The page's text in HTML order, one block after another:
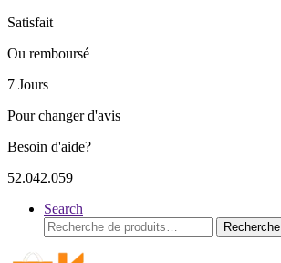
Satisfait
Ou remboursé
7 Jours
Pour changer d'avis
Besoin d'aide?
52.042.059
Search
Recherche
pour :
Recherche